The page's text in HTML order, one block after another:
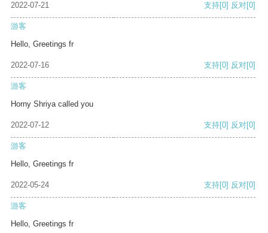
2022-07-21 支持[0] 反对[0]
游客
Hello, Greetings fr
2022-07-16 支持[0] 反对[0]
游客
Horny Shriya called you
2022-07-12 支持[0] 反对[0]
游客
Hello, Greetings fr
2022-05-24 支持[0] 反对[0]
游客
Hello, Greetings fr